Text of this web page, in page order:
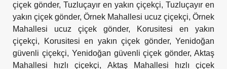
çiçek gönder, Tuzluçayır en yakın çiçekçi, Tuzluçayır en
yakın çiçek gönder, Örnek Mahallesi ucuz çiçekçi, Örnek
Mahallesi ucuz çiçek gönder,
Korusitesi en yakın
çiçekçi, Korusitesi en yakın çiçek gönder, Yenidoğan
güvenli çiçekçi, Yenidoğan güvenli çiçek gönder,Aktaş
Mahallesi hızlı çiçekçi, Aktaş Mahallesi hızlı çiçek